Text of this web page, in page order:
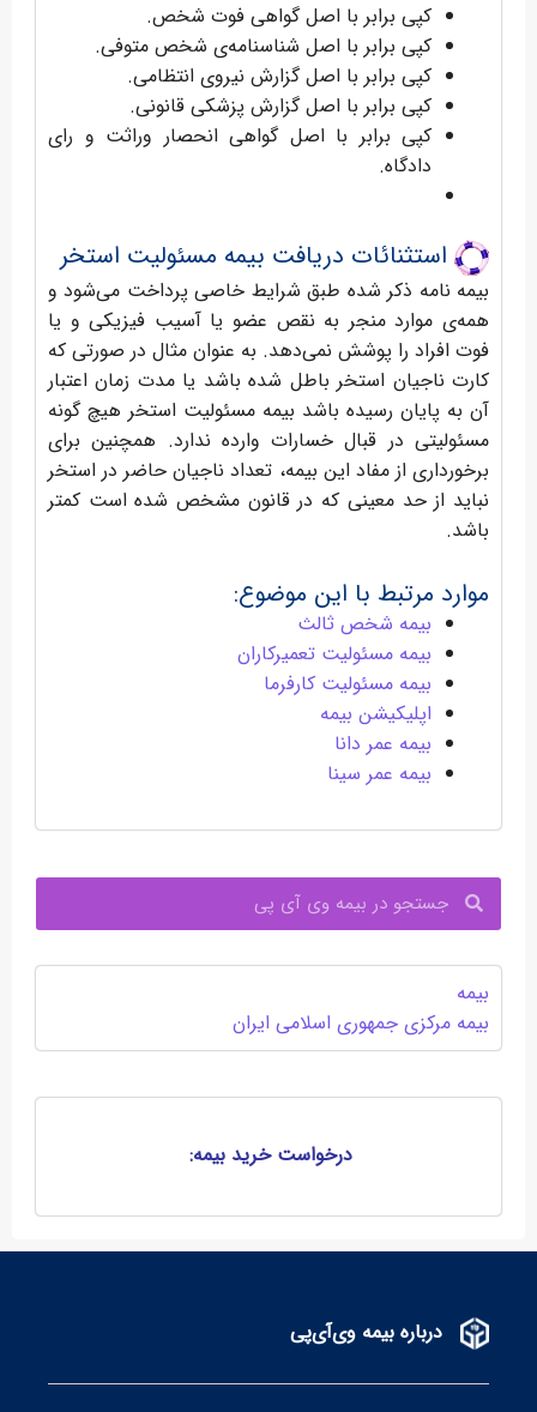
کپی برابر با اصل گواهی فوت شخص.
کپی برابر با اصل شناسنامه‌ی شخص متوفی.
کپی برابر با اصل گزارش نیروی انتظامی.
کپی برابر با اصل گزارش پزشکی قانونی.
کپی برابر با اصل گواهی انحصار وراثت و رای
دادگاه.
استثنائات دریافت بیمه مسئولیت استخر
بیمه نامه ذکر شده طبق شرایط خاصی پرداخت می‌شود و
همه‌ی موارد منجر به نقص عضو یا آسیب فیزیکی و یا
فوت افراد را پوشش نمی‌دهد. به عنوان مثال در صورتی که
کارت ناجیان استخر باطل شده باشد یا مدت زمان اعتبار
آن به پایان رسیده باشد بیمه مسئولیت استخر هیچ گونه
مسئولیتی در قبال خسارات وارده ندارد. همچنین برای
برخورداری از مفاد این بیمه، تعداد ناجیان حاضر در استخر
نباید از حد معینی که در قانون مشخص شده است کمتر
باشد.
موارد مرتبط با این موضوع:
بیمه شخص ثالث
بیمه مسئولیت تعمیرکاران
بیمه مسئولیت کارفرما
اپلیکیشن بیمه
بیمه عمر دانا
بیمه عمر سینا
جستجو
بیمه
بیمه مرکزی جمهوری اسلامی ایران
درخواست خرید بیمه:
درباره بیمه وی‌آی‌پی